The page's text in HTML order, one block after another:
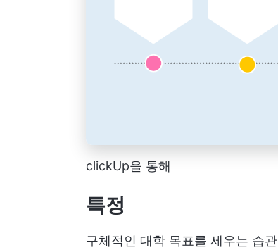
clickUp을 통해
특정
구체적인 대학 목표를 세우는 습